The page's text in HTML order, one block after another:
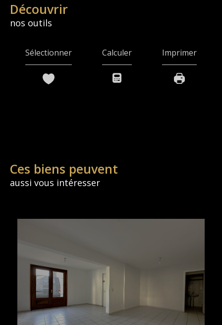
découvrir
nos outils
Sélectionner Calculer Imprimer
Ces biens peuvent
aussi vous intéresser